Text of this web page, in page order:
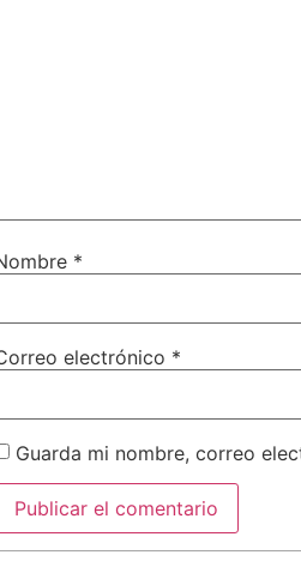
*
electrónico *
Guarda mi nombre, correo